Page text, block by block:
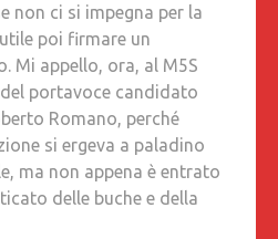
non ci si impegna per la
poi firmare un
Mi appello, ora, al M5S
portavoce candidato
Romano, perché
si ergeva a paladino
ma non appena è entrato
delle buche e della